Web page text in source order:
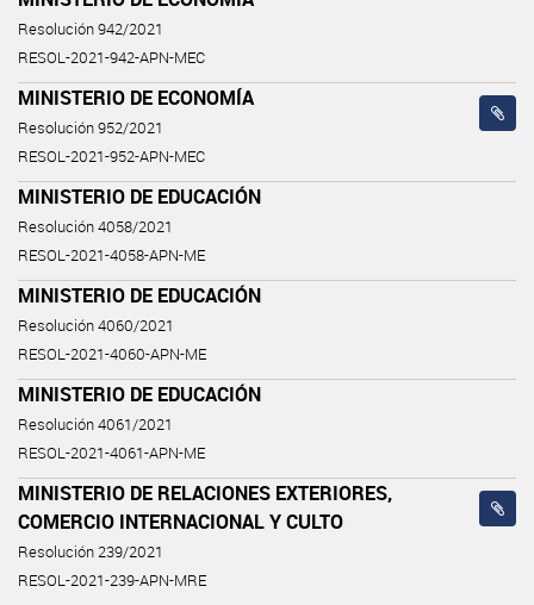
Resolución 942/2021
RESOL-2021-942-APN-MEC
MINISTERIO DE ECONOMÍA
Resolución 952/2021
RESOL-2021-952-APN-MEC
MINISTERIO DE EDUCACIÓN
Resolución 4058/2021
RESOL-2021-4058-APN-ME
MINISTERIO DE EDUCACIÓN
Resolución 4060/2021
RESOL-2021-4060-APN-ME
MINISTERIO DE EDUCACIÓN
Resolución 4061/2021
RESOL-2021-4061-APN-ME
MINISTERIO DE RELACIONES EXTERIORES,
COMERCIO INTERNACIONAL Y CULTO
Resolución 239/2021
RESOL-2021-239-APN-MRE